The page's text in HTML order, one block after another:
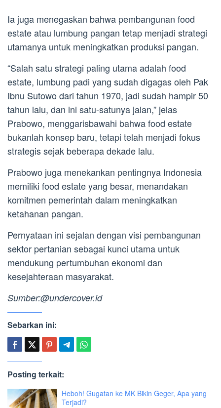
Ia juga menegaskan bahwa pembangunan food
estate atau lumbung pangan tetap menjadi strategi
utamanya untuk meningkatkan produksi pangan.
“Salah satu strategi paling utama adalah food
estate, lumbung padi yang sudah digagas oleh Pak
Ibnu Sutowo dari tahun 1970, jadi sudah hampir 50
tahun lalu, dan ini satu-satunya jalan,” jelas
Prabowo, menggarisbawahi bahwa food estate
bukanlah konsep baru, tetapi telah menjadi fokus
strategis sejak beberapa dekade lalu.
Prabowo juga menekankan pentingnya Indonesia
memiliki food estate yang besar, menandakan
komitmen pemerintah dalam meningkatkan
ketahanan pangan.
Pernyataan ini sejalan dengan visi pembangunan
sektor pertanian sebagai kunci utama untuk
mendukung pertumbuhan ekonomi dan
kesejahteraan masyarakat.
Sumber:@undercover.id
Sebarkan ini:
Posting terkait:
Heboh! Gugatan ke MK Bikin Geger, Apa yang
Terjadi?